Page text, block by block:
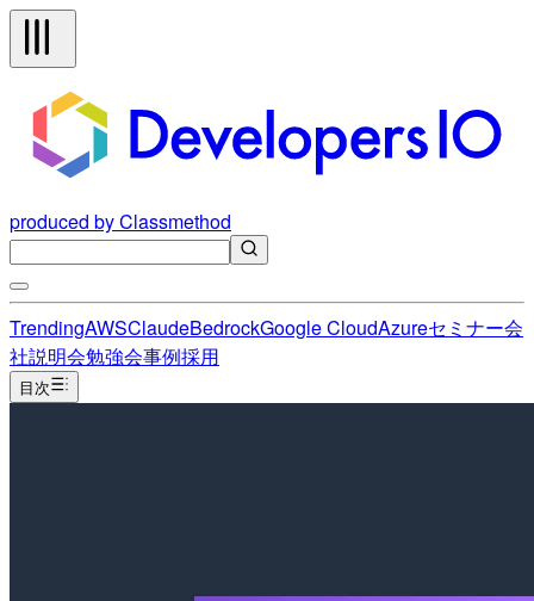
produced by Classmethod
TrendingAWSClaudeBedrockGoogle CloudAzureセミナー会
社説明会勉強会事例採用
目次